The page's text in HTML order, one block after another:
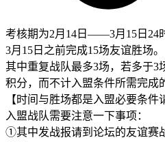
考核期为2月14日——3月15日24
3月15日之前完成15场友谊胜场。
其中重复战队最多3场，若多于3
积分，而不计入盟条件所需完成
【时间与胜场都是入盟必要条件
入盟战队需要注意一下事项：
①其中发战报请到论坛的友谊赛